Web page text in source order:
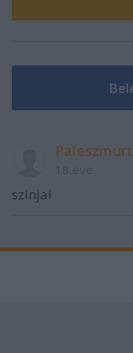
Paleszmurt
szinjai